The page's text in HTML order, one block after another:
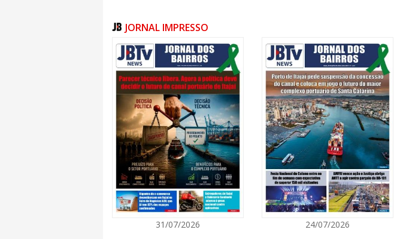
O Programa Produtor de Água tem como objetivo incentivar práticas de
conservação do solo, recuperação de áreas degradadas, proteção de nascentes
e preservação da vegetação nativa, contribuindo para a melhoria da qualidade e
da quantidade de água na bacia hidrográfica do Rio Camboriú, responsável pelo
abastecimento de Balneário Camboriú e Camboriú.
JORNAL IMPRESSO
31/07/2026 24/07/2026